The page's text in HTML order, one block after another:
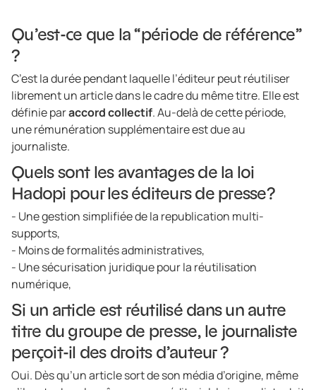
Qu’est-ce que la “période de référence”
?
C’est la durée pendant laquelle l’éditeur peut réutiliser
librement un article dans le cadre du même titre. Elle est
définie paraccord collectif. Au-delà de cette période,
une rémunération supplémentaire est due au
journaliste.
Quels sont les avantages de la loi
Hadopi pour les éditeurs de presse?
- Une gestion simplifiée de la republication multi-
supports,
- Moins de formalités administratives,
- Une sécurisation juridique pour la réutilisation
numérique,
Si un article est réutilisé dans un autre
titre du groupe de presse, le journaliste
perçoit-il des droits d’auteur ?
Oui. Dès qu’un article sort de son média d’origine, même